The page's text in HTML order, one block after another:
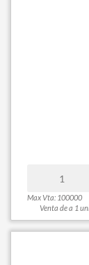
Max Vta: 100000
Venta de a 1